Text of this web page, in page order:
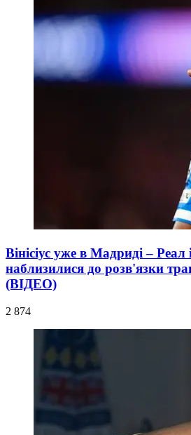
Вінісіус уже в Мадриді – Реал
наблизилися до розв'язки
(ВІДЕО)
2 874